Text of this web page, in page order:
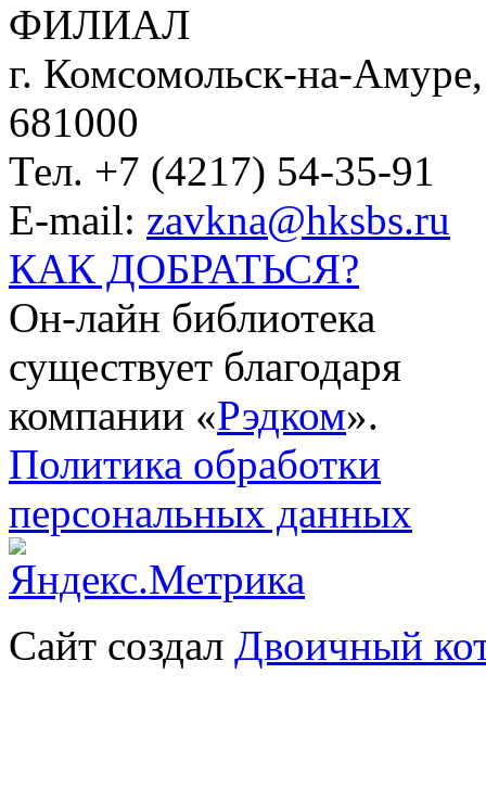
ФИЛИАЛ
г. Комсомольск-на-
681000
Тел. +7 (4217) 54-35-91
E-mail: zavkna@hksbs.ru
КАК ДОБРАТЬСЯ?
Он-лайн библиотека
существует благодаря
компании «Рэдком».
Политика обработки
персональных данных
Сайт создал Двоичный